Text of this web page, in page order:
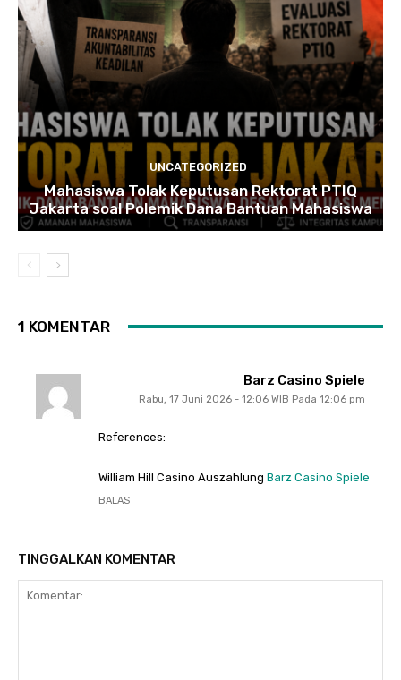
UNCATEGORIZED
Mahasiswa Tolak Keputusan Rektorat PTIQ
Jakarta soal Polemik Dana Bantuan Mahasiswa
1 KOMENTAR
Barz Casino Spiele
Rabu, 17 Juni 2026 - 12:06 WIB Pada 12:06 pm
References:
William Hill Casino Auszahlung Barz Casino Spiele
BALAS
TINGGALKAN KOMENTAR